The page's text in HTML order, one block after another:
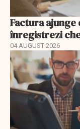
Factura
înregistrezi
04 AUGUST 2026